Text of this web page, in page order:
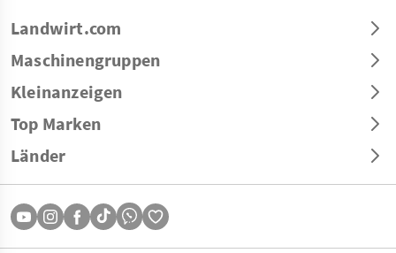
Landwirt.com
Maschinengruppen
Kleinanzeigen
Top Marken
Länder